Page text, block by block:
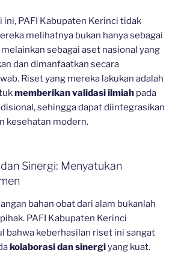
PAFI Kabupaten Kerinci tidak
melihatnya bukan hanya sebagai
melainkan sebagai aset nasional yang
dan dimanfaatkan secara
Riset yang mereka lakukan adalah
memberikan validasi ilmiah pada
sehingga dapat diintegrasikan
kesehatan modern.
Sinergi: Menyatukan
bahan obat dari alam bukanlah
PAFI Kabupaten Kerinci
bahwa keberhasilan riset ini sangat
kolaborasi dan sinergiyang kuat.